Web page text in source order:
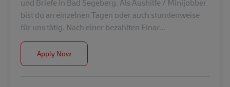
und Briefe in Bad Segeberg. Als Aushilfe / Minijobber
bist du an einzelnen Tagen oder auch stundenweise
für uns tätig. Nach einer bezahlten Einar...
Apply NowPostbote für Pakete und Briefe – Aushilfe/